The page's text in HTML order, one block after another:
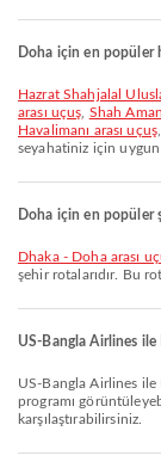
Doha için en popüler
Hazrat Shahjalal Uluslararası Havalimanı - Hamad Uluslararası Havalimanı
arası uçuş Shah
Havalimanı arası uçuş
seyahatiniz için uygun
Doha için en popüler
Dhaka - Doha arası
şehir rotalarıdır. Bu
US-Bangla Airlines ile
US-Bangla Airlines ile Doha için en erken uçuş 18:20 saatinde kalkar. Bu
programı
karşılaştırabilirsiniz.